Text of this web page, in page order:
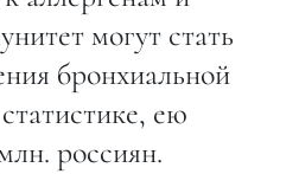
могут стать
бронхиальной
ею
россиян.